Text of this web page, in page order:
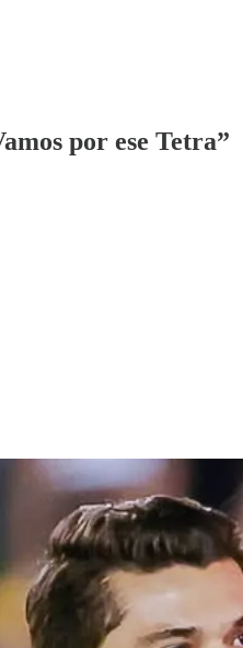
por ese Tetra”